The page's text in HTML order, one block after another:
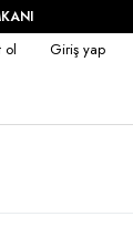
ol Giriş yap